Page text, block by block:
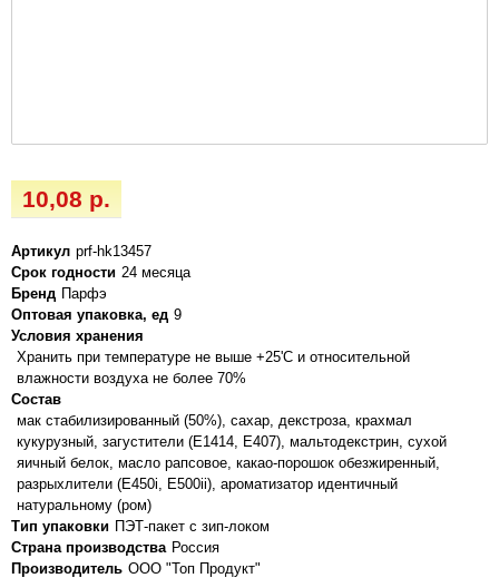
10,08 р.
Артикул prf-hk13457
Срок годности 24 месяца
Бренд Парфэ
Оптовая упаковка, ед 9
Условия хранения
Хранить при температуре не выше +25'C и относительной
влажности воздуха не более 70%
Состав
мак стабилизированный (50%), сахар, декстроза, крахмал
кукурузный, загустители (Е1414, Е407), мальтодекстрин, сухой
яичный белок, масло рапсовое, какао-порошок обезжиренный,
разрыхлители (Е450i, E500ii), ароматизатор идентичный
натуральному (ром)
Тип упаковки ПЭТ-пакет с зип-локом
Страна производства Россия
Производитель ООО "Топ Продукт"